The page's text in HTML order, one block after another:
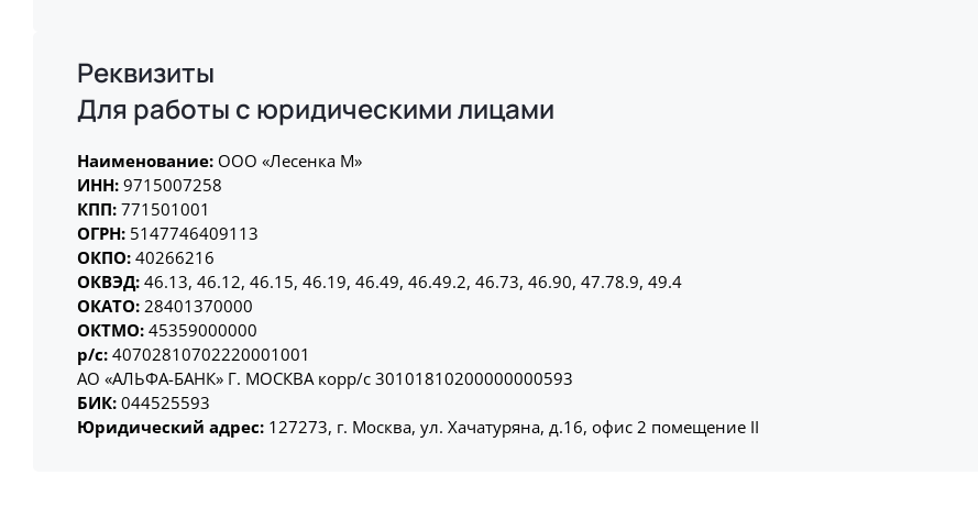
Реквизиты
Для работы с юридическими лицами
Наименование: ООО «Лесенка М»
ИНН: 9715007258
КПП: 771501001
ОГРН: 5147746409113
ОКПО: 40266216
ОКВЭД: 46.13, 46.12, 46.15, 46.19, 46.49, 46.49.2, 46.73, 46.90, 47.78.9, 49.4
ОКАТО: 28401370000
ОКТМО: 45359000000
р/с: 40702810702220001001
АО «АЛЬФА-БАНК» Г. МОСКВА корр/с 30101810200000000593
БИК: 044525593
Юридический адрес: 127273, г. Москва, ул. Хачатуряна, д.16, офис 2 помещение II